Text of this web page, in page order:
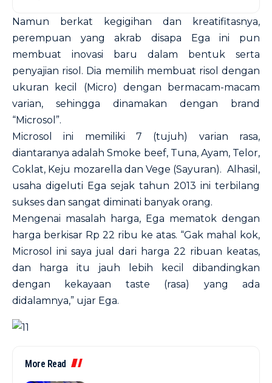
Namun berkat kegigihan dan kreatifitasnya,
perempuan yang akrab disapa Ega ini pun
membuat inovasi baru dalam bentuk serta
penyajian risol. Dia memilih membuat risol dengan
ukuran kecil (Micro) dengan bermacam-macam
varian, sehingga dinamakan dengan brand
“Microsol”.
Microsol ini memiliki 7 (tujuh) varian rasa,
diantaranya adalah Smoke beef, Tuna, Ayam, Telor,
Coklat, Keju mozarella dan Vege (Sayuran). Alhasil,
usaha digeluti Ega sejak tahun 2013 ini terbilang
sukses dan sangat diminati banyak orang.
Mengenai masalah harga, Ega mematok dengan
harga berkisar Rp 22 ribu ke atas. “Gak mahal kok,
Microsol ini saya jual dari harga 22 ribuan keatas,
dan harga itu jauh lebih kecil dibandingkan
dengan kekayaan taste (rasa) yang ada
didalamnya,” ujar Ega.
More Read